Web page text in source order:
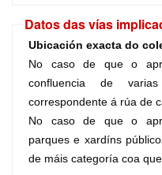
Datos das vías
Ubicación exacta do
No caso de que o
confluencia de
correspondente á rúa de
No caso de que o
parques e xardíns
de máis categoría coa